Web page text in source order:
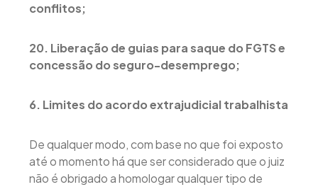
conflitos;
20. Liberação de guias para saque do FGTS e
concessão do seguro-desemprego;
6. Limites do acordo extrajudicial trabalhista
De qualquer modo, com base no que foi exposto
até o momento há que ser considerado que o juiz
não é obrigado a homologar qualquer tipo de